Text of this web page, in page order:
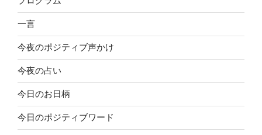
一言
今夜のポジティブ声かけ
今夜の占い
今日のお日柄
今日のポジティブワード